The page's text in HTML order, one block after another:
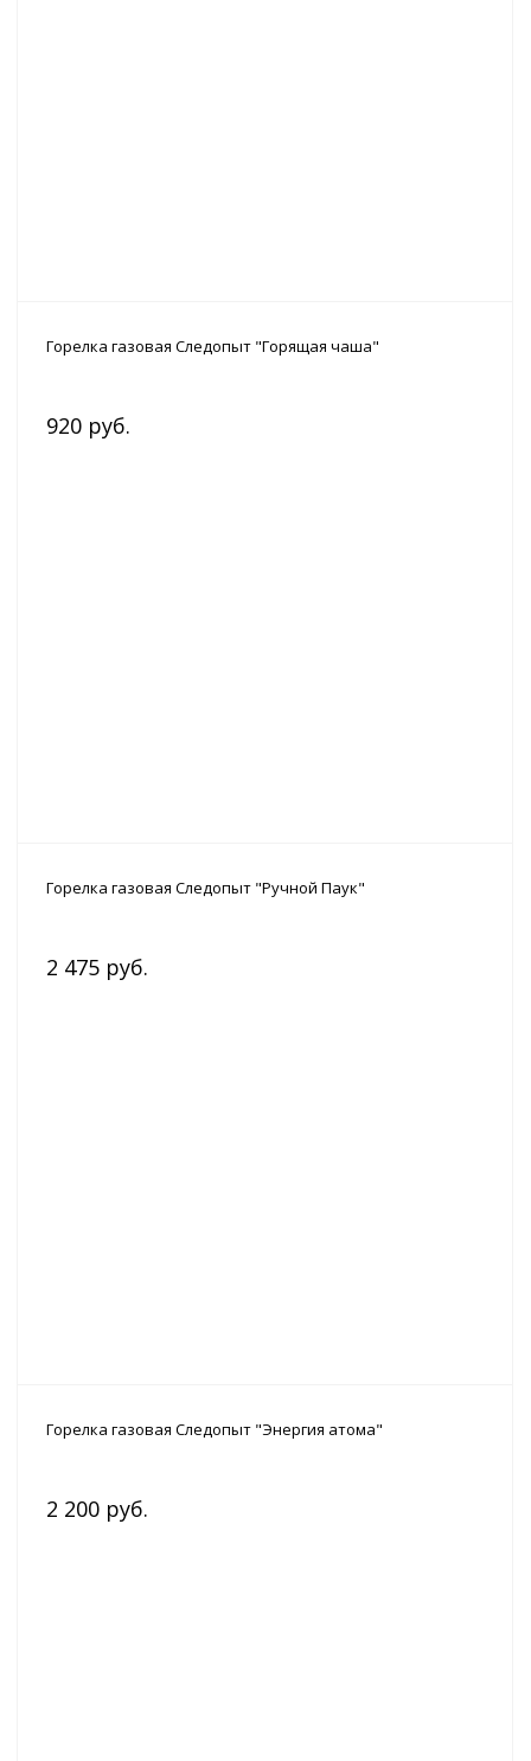
Горелка газовая Следопыт "Горящая чаша"
920 руб.
Горелка газовая Следопыт "Ручной Паук"
2 475 руб.
Горелка газовая Следопыт "Энергия атома"
2 200 руб.